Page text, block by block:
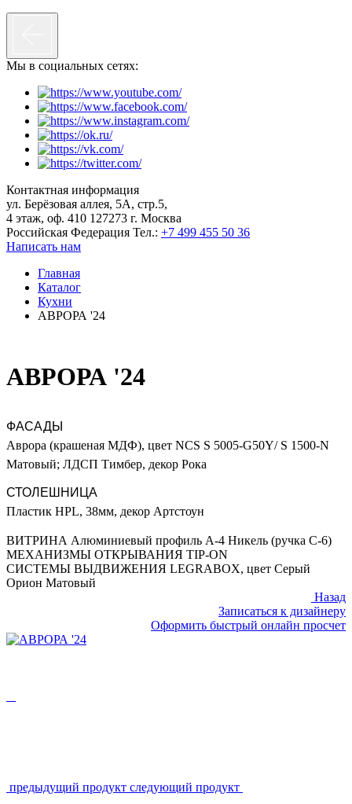
Мы в социальных сетях:
Контактная информация
ул. Берёзовая аллея, 5А, стр.5,
4 этаж, оф. 410 127273 г. Москва
Российская Федерация Тел.: +7 499 455 50 36
Написать нам
Главная
Каталог
Кухни
АВРОРА '24
АВРОРА '24
ФАСАДЫ
Аврора (крашеная МДФ), цвет NCS S 5005-G50Y/ S 1500-N
Матовый; ЛДСП Тимбер, декор Рока
СТОЛЕШНИЦА
Пластик HPL, 38мм, декор Артстоун
ВИТРИНА Алюминиевый профиль А-4 Никель (ручка С-6)
МЕХАНИЗМЫ ОТКРЫВАНИЯ TIP-ON
СИСТЕМЫ ВЫДВИЖЕНИЯ LEGRABOX, цвет Серый
Орион Матовый
Назад
Записаться к дизайнеру
Оформить быстрый онлайн просчет
предыдущий продукт следующий продукт